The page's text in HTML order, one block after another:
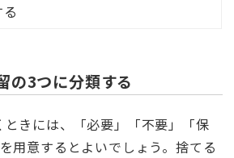
の3つに分類する
きには、「必要」「不要」「保
用意するとよいでしょう。捨てる